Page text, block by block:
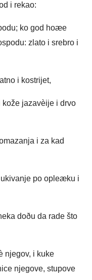
i rekao:
ko god hoæe
zlato i srebro i
i kostrijet,
kože jazavèije i drvo
i za kad
ukivanje po opleæku i
doðu da rade što
njegov, i kuke
njegove, stupove